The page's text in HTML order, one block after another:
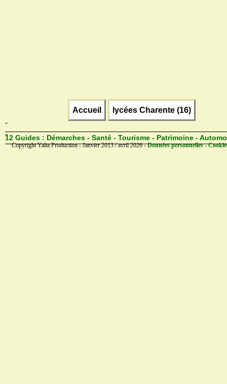
Accueil lycées Charente (16)
12 Guides : Démarches - Santé - Tourisme - Patrimoine -
Copyright Yalta Production - Janvier 2013 / avril 2026 -Données personnelles -